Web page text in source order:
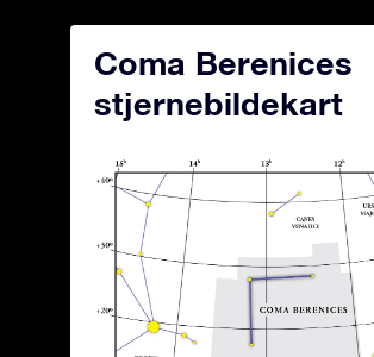
Coma Berenices
stjernebildekart